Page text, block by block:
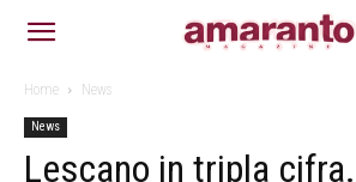
Home News
News
Lescano in tripla